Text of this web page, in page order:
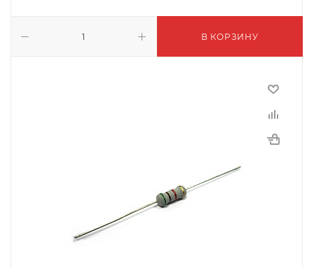
В КОРЗИНУ